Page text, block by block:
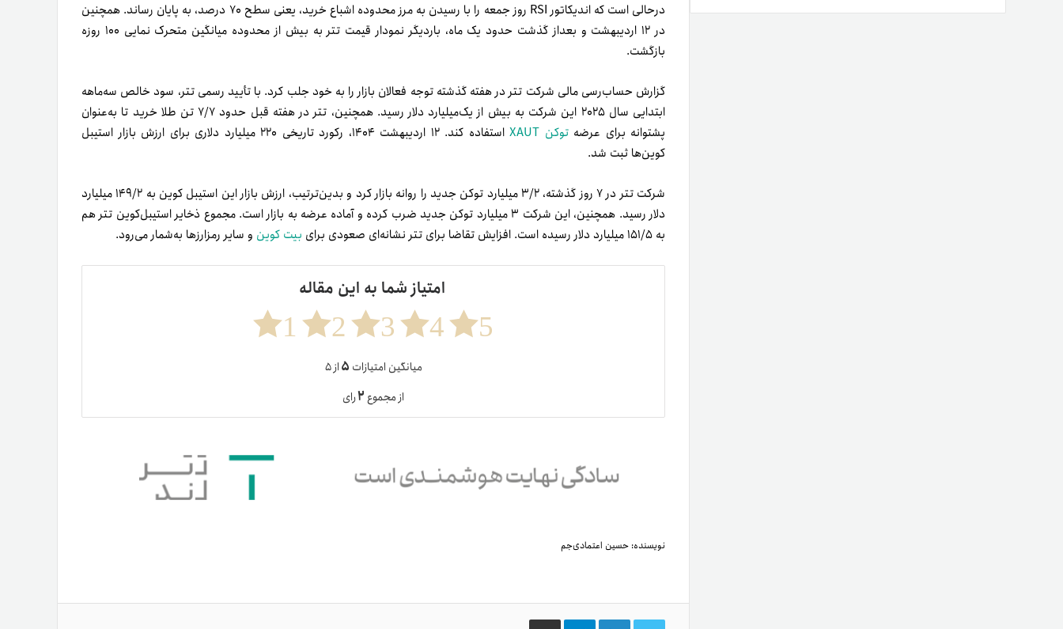
در‌حالی است که اندیکاتور RSI روز جمعه را با رسیدن به مرز محدوده اشباع خرید، یعنی سطح ۷۰ درصد، به پایان رساند. همچنین
در ۱۲ اردیبهشت و بعد‌از گذشت حدود یک ماه، باردیگر نمودار قیمت تتر به بیش از محدوده میانگین متحرک نمایی ۱۰۰ روزه
بازگشت.
گزارش حساب‌رسی مالی شرکت تتر در هفته گذشته توجه فعالان بازار را به‌ خود جلب کرد. با تأیید رسمی تتر، سود خالص سه‌ماهه
ابتدایی سال ۲۰۲۵ این شرکت به بیش از یک‌میلیارد دلار رسید. همچنین، تتر در هفته قبل حدود ۷/۷ تن طلا خرید تا به‌عنوان
پشتوانه برای عرضهتوکن XAUT
استفاده کند. ۱۲ اردیبهشت ۱۴۰۴، رکورد تاریخی ۲۲۰ میلیارد دلاری برای ارزش بازار استیبل
کوین‌ها ثبت شد.
شرکت تتر در ۷ روز گذشته، ۳/۲ میلیارد توکن جدید را روانه بازار کرد و بدین‌ترتیب، ارزش بازار این استیبل کوین به ۱۴۹/۲ میلیارد
دلار رسید. همچنین، این شرکت ۳ میلیارد توکن جدید ضرب کرده و آماده عرضه به بازار است. مجموع ذخایر استیبل‌کوین تتر هم
به ۱۵۱/۵ میلیارد دلار رسیده است. افزایش تقاضا برای تتر نشانه‌ای صعودی برای
بیت کوین و سایر رمزارزها به‌شمار می‌رود.
امتیاز شما به این مقاله
5
4
3
2
1
میانگین امتیازات ۵از ۵
از مجموع۲رای
نویسنده: حسین اعتمادی‌جم